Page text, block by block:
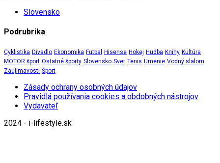
Slovensko
Podrubrika
Cyklistika Divadlo Ekonomika Futbal Hisense Hokej Hudba Knihy Kultúra
MOTOR šport Ostatné športy Slovensko Svet Tenis Umenie Vodný slalom
Zaujímavosti Šport
Zásady ochrany osobných údajov
Pravidlá používania cookies a obdobných nástrojov
Vydavateľ
2024 - i-lifestyle.sk